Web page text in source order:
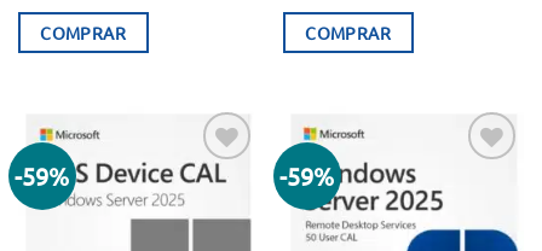
era:
COMPRAR
era:
COMPRAR
-59%
Adicionar
aos meus
desejos
-59%
aos meus
desejos